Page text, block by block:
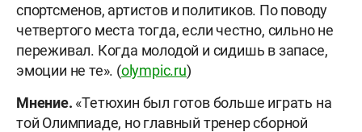
спортсменов, артистов и политиков. По поводу
четвертого места тогда, если честно, сильно не
переживал. Когда молодой и сидишь в запасе,
эмоции не те». (olympic.ru)
Мнение. «Тетюхин был готов больше играть на
той Олимпиаде, но главный тренер сборной